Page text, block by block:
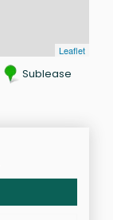
Leaflet
Sublease